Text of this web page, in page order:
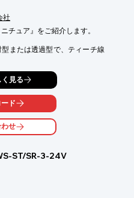
社
チュア』をご紹介します。
または透過型で、ティーチ線
の設置が可能です、
、物流、 輸送機器、アセンブ
ります。
せください。
見る
ド
せ
ST/SR-3-24V